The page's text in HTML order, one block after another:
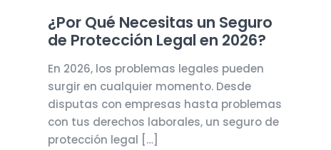
¿Por Qué Necesitas un Seguro
de Protección Legal en 2026?
En 2026, los problemas legales pueden
surgir en cualquier momento. Desde
disputas con empresas hasta problemas
con tus derechos laborales, un seguro de
protección legal […]